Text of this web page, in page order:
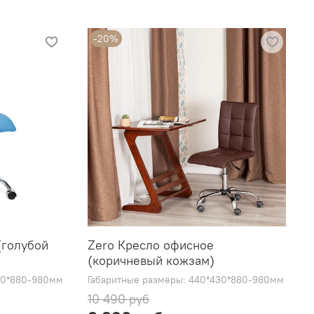
980мм
-20%
Zero Кресло офисное
(коричневый кожзам)
Габаритные размеры: 440*430*880-980мм
10 490 руб